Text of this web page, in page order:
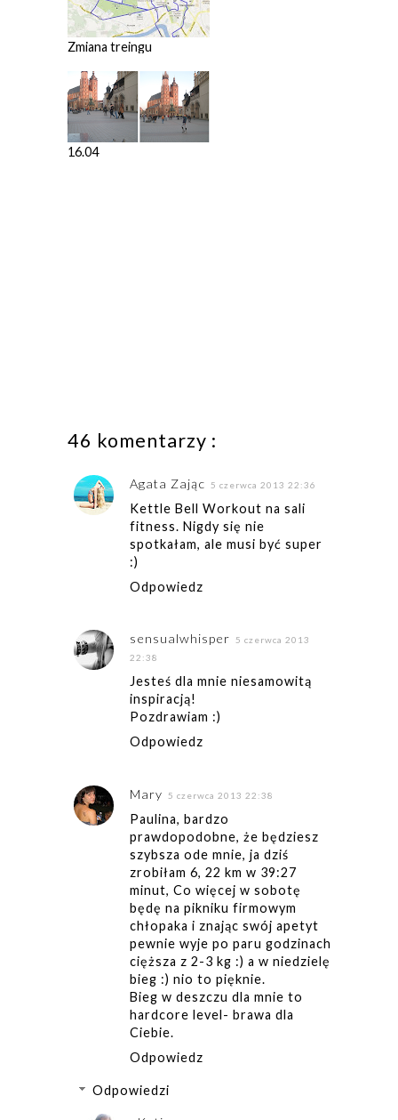
Zmiana treingu
16.04
46 komentarzy :
Agata Zając 5 czerwca 2013 22:36
Kettle Bell Workout na sali
fitness. Nigdy się nie
spotkałam, ale musi być super
:)
Odpowiedz
sensualwhisper
5 czerwca 2013
22:38
Jesteś dla mnie niesamowitą
inspiracją!
Pozdrawiam :)
Odpowiedz
Mary 5 czerwca 2013 22:38
Paulina, bardzo
prawdopodobne, że będziesz
szybsza ode mnie, ja dziś
zrobiłam 6, 22 km w 39:27
minut, Co więcej w sobotę
będę na pikniku firmowym
chłopaka i znając swój apetyt
pewnie wyje po paru godzinach
cięższa z 2-3 kg :) a w niedzielę
bieg :) nio to pięknie.
Bieg w deszczu dla mnie to
hardcore level- brawa dla
Ciebie.
Odpowiedz
Odpowiedzi